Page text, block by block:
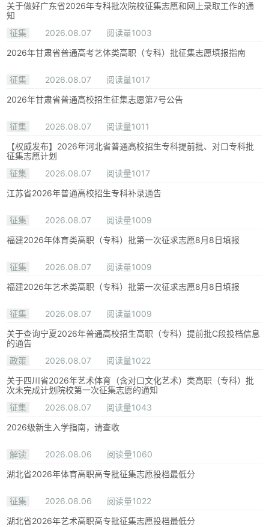
关于做好广东省2026年专科批次院校征集志愿和网上录取工作的通
知
征集
2026.08.07
阅读量1003
2026年甘肃省普通高考艺体类高职（专科）批征集志愿填报指南
征集 2026.08.07
阅读量1017
2026年甘肃省普通高校招生征集志愿第7号公告
征集 2026.08.07
阅读量1011
【权威发布】2026年河北省普通高校招生专科提前批、对口专科批
征集志愿计划
征集
2026.08.07
阅读量1017
江苏省2026年普通高校招生专科补录通告
征集 2026.08.07
阅读量1009
福建2026年体育类高职（专科）批第一次征求志愿8月8日填报
征集 2026.08.07
阅读量1009
福建2026年艺术类高职（专科）批第一次征求志愿8月8日填报
征集 2026.08.07
阅读量1009
关于查询宁夏2026年普通高校招生高职（专科）提前批C段投档信息
的通告
政策
2026.08.07
阅读量1022
关于四川省2026年艺术体育（含对口文化艺术）类高职（专科）批
次未完成计划院校第一次征集志愿的通知
征集
2026.08.07
阅读量1043
2026级新生入学指南，请查收
解读 2026.08.06
阅读量1060
湖北省2026年体育高职高专批征集志愿投档最低分
征集 2026.08.06
阅读量1022
湖北省2026年艺术高职高专批征集志愿投档最低分